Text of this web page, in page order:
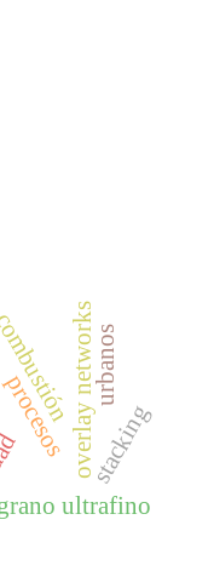
overlay networks
ultrafino
procesos stacking
urbanos